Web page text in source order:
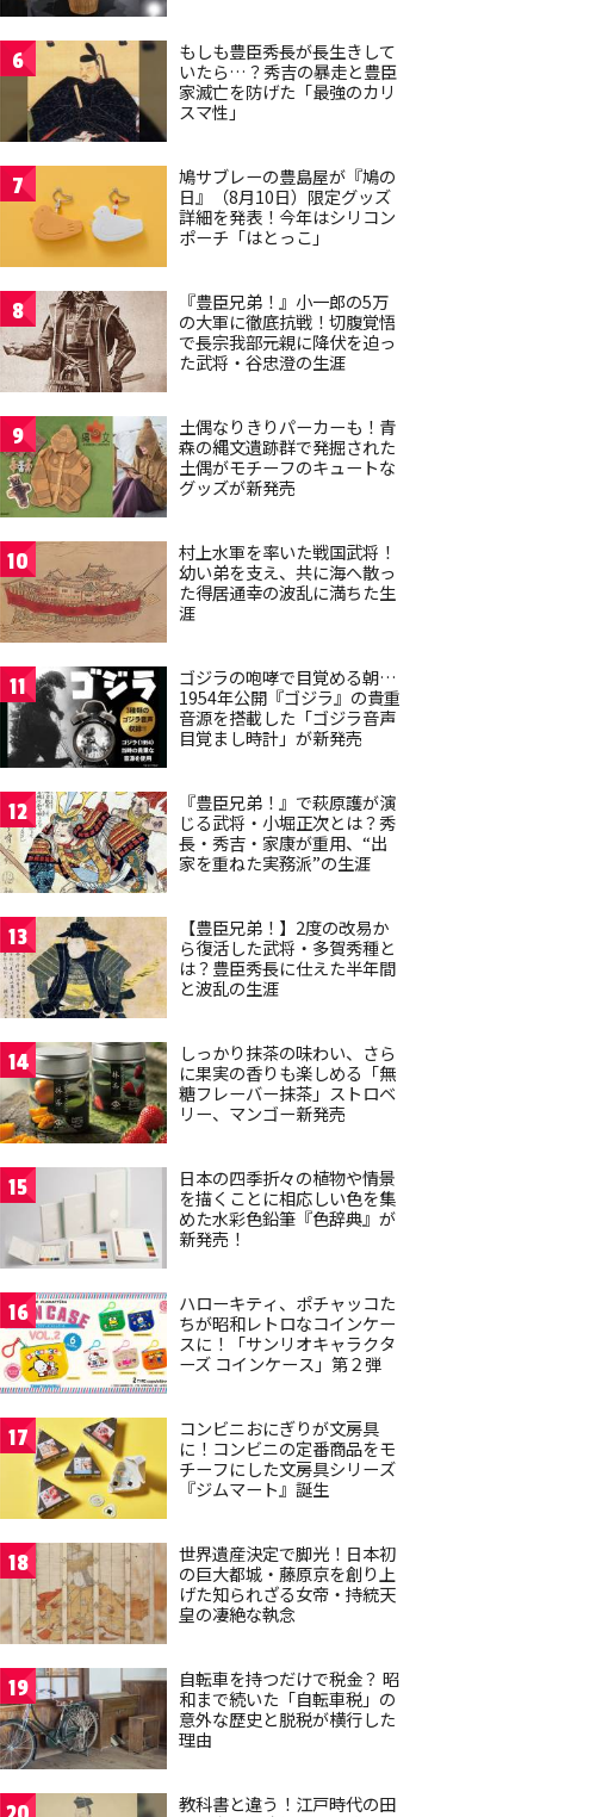
6
もしも豊臣秀長が長生きして
いたら…？秀吉の暴走と豊臣
家滅亡を防げた「最強のカリ
スマ性」
7
鳩サブレーの豊島屋が『鳩の
日』（8月10日）限定グッズ
詳細を発表！今年はシリコン
ポーチ「はとっこ」
8
『豊臣兄弟！』小一郎の5万
の大軍に徹底抗戦！切腹覚悟
で長宗我部元親に降伏を迫っ
た武将・谷忠澄の生涯
9
土偶なりきりパーカーも！青
森の縄文遺跡群で発掘された
土偶がモチーフのキュートな
グッズが新発売
10
村上水軍を率いた戦国武将！
幼い弟を支え、共に海へ散っ
た得居通幸の波乱に満ちた生
涯
11
ゴジラの咆哮で目覚める朝…
1954年公開『ゴジラ』の貴重
音源を搭載した「ゴジラ音声
目覚まし時計」が新発売
12
『豊臣兄弟！』で萩原護が演
じる武将・小堀正次とは？秀
長・秀吉・家康が重用、“出
家を重ねた実務派”の生涯
13
【豊臣兄弟！】2度の改易か
ら復活した武将・多賀秀種と
は？豊臣秀長に仕えた半年間
と波乱の生涯
14
しっかり抹茶の味わい、さら
に果実の香りも楽しめる「無
糖フレーバー抹茶」ストロベ
リー、マンゴー新発売
15
日本の四季折々の植物や情景
を描くことに相応しい色を集
めた水彩色鉛筆『色辞典』が
新発売！
16
ハローキティ、ポチャッコた
ちが昭和レトロなコインケー
スに！「サンリオキャラクタ
ーズ コインケース」第２弾
17
コンビニおにぎりが文房具
に！コンビニの定番商品をモ
チーフにした文房具シリーズ
『ジムマート』誕生
18
世界遺産決定で脚光！日本初
の巨大都城・藤原京を創り上
げた知られざる女帝・持統天
皇の凄絶な執念
19
自転車を持つだけで税金？ 昭
和まで続いた「自転車税」の
意外な歴史と脱税が横行した
理由
教科書と違う！江戸時代の田